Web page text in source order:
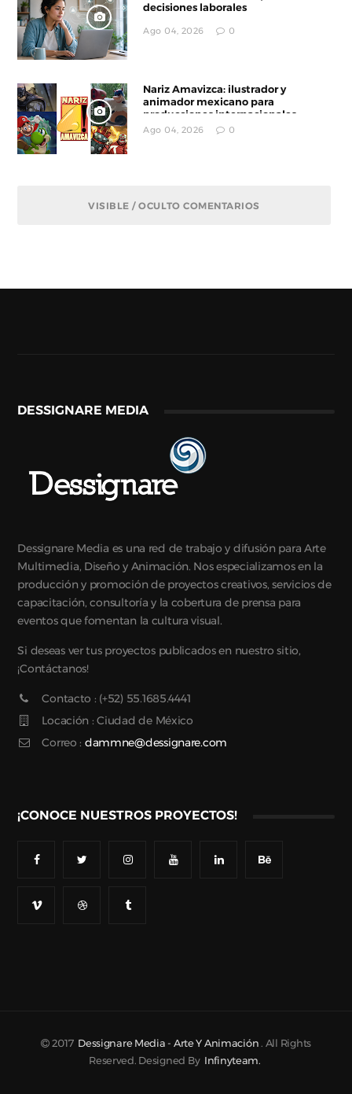
decisiones laborales
Ago 04, 2026 0
Nariz Amavizca: ilustrador y
animador mexicano para
producciones internacionales
Ago 04, 2026 0
VISIBLE / OCULTO COMENTARIOS
DESSIGNARE MEDIA
Dessignare Media es una red de trabajo y difusión para Arte
Multimedia, Diseño y Animación. Nos especializamos en la
producción y promoción de proyectos creativos, servicios de
capacitación, consultoría y la cobertura de prensa para
eventos que fomentan la cultura visual.
Si deseas ver tus proyectos publicados en nuestro sitio,
¡Contáctanos!
Contacto : (+52) 55.1685.4441
Locación : Ciudad de México
Correo : dammne@dessignare.com
¡CONOCE NUESTROS PROYECTOS!
2017 Dessignare Media - Arte Y Animación
. All Rights
Reserved. Designed By Infinyteam.